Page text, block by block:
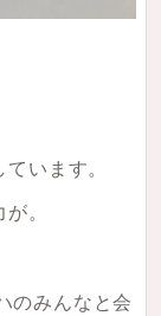
います。
。
のみんなと会